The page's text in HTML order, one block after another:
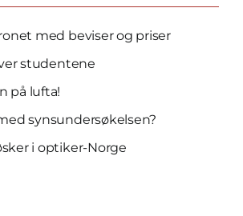
med beviser og priser
studentene
på lufta!
syns­under­søk­elsen?
i optiker-Norge